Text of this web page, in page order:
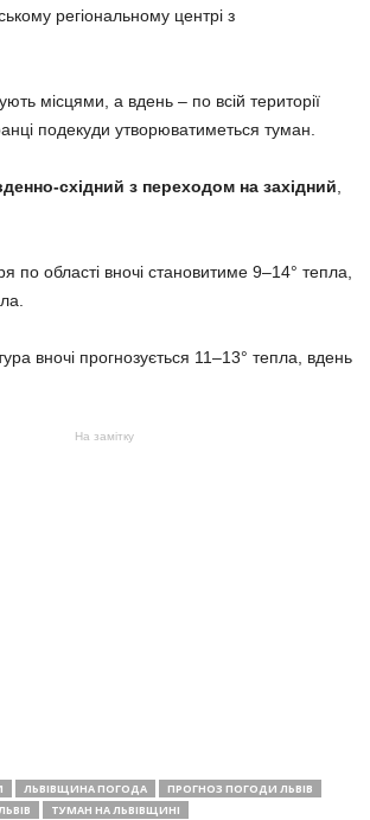
регіональному центрі з
місцями, а вдень – по всій території
подекуди утворюватиметься туман.
східний з переходом на західний
по області вночі становитиме 9–14° тепла,
вночі прогнозується 11–13° тепла, вдень
На замітку
ЛЬВІВЩИНА ПОГОДА
ПРОГНОЗ ПОГОДИ ЛЬВІВ
ТУМАН НА ЛЬВІВЩИНІ